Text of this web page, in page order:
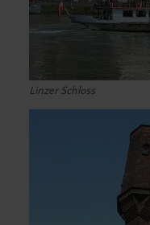
Linzer Schloss